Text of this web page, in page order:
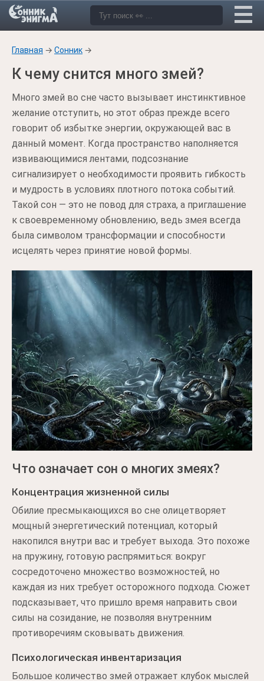
Главная → Сонник →
К чему снится много змей?
Много змей во сне часто вызывает инстинктивное
желание отступить, но этот образ прежде всего
говорит об избытке энергии, окружающей вас в
данный момент. Когда пространство наполняется
извивающимися лентами, подсознание
сигнализирует о необходимости проявить гибкость
и мудрость в условиях плотного потока событий.
Такой сон — это не повод для страха, а приглашение
к своевременному обновлению, ведь змея всегда
была символом трансформации и способности
исцелять через принятие новой формы.
Что означает сон о многих змеях?
Концентрация жизненной силы
Обилие пресмыкающихся во сне олицетворяет
мощный энергетический потенциал, который
накопился внутри вас и требует выхода. Это похоже
на пружину, готовую распрямиться: вокруг
сосредоточено множество возможностей, но
каждая из них требует осторожного подхода. Сюжет
подсказывает, что пришло время направить свои
силы на созидание, не позволяя внутренним
противоречиям сковывать движения.
Психологическая инвентаризация
Большое количество змей отражает клубок мыслей